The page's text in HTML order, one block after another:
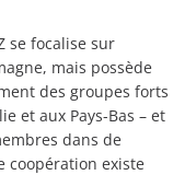
se focalise sur
mais possède
des groupes forts
et aux Pays-Bas – et
dans de
coopération existe